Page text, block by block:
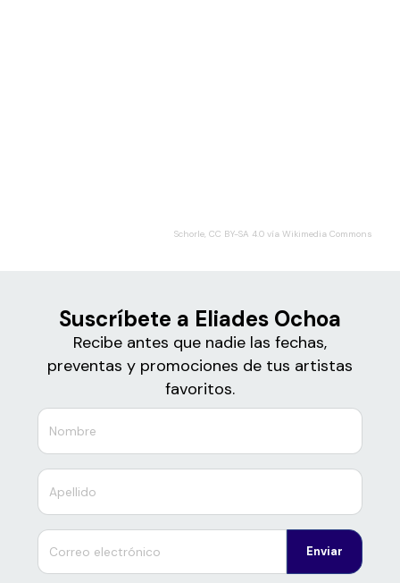
Schorle, CC BY-SA 4.0 vía Wikimedia Commons
Suscríbete a Eliades Ochoa
Recibe antes que nadie las fechas,
preventas y promociones de tus artistas
favoritos.
Enviar